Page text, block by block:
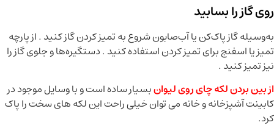
روی گاز را بسابید
به‌وسیله گاز پاک‌کن یا آب‌صابون شروع به تمیز کردن گاز کنید . از پارچه
تمیز یا اسفنج برای تمیز کردن استفاده کنید . دستگیره‌ها و جلوی گاز را
نیز تمیز کنید .
از بین بردن لکه چای روی لیوانبسیار ساده است و با وسایل موجود در
کابینت آشپزخانه و خانه می توان خیلی راحت این لکه های سخت را پاک
کرد.